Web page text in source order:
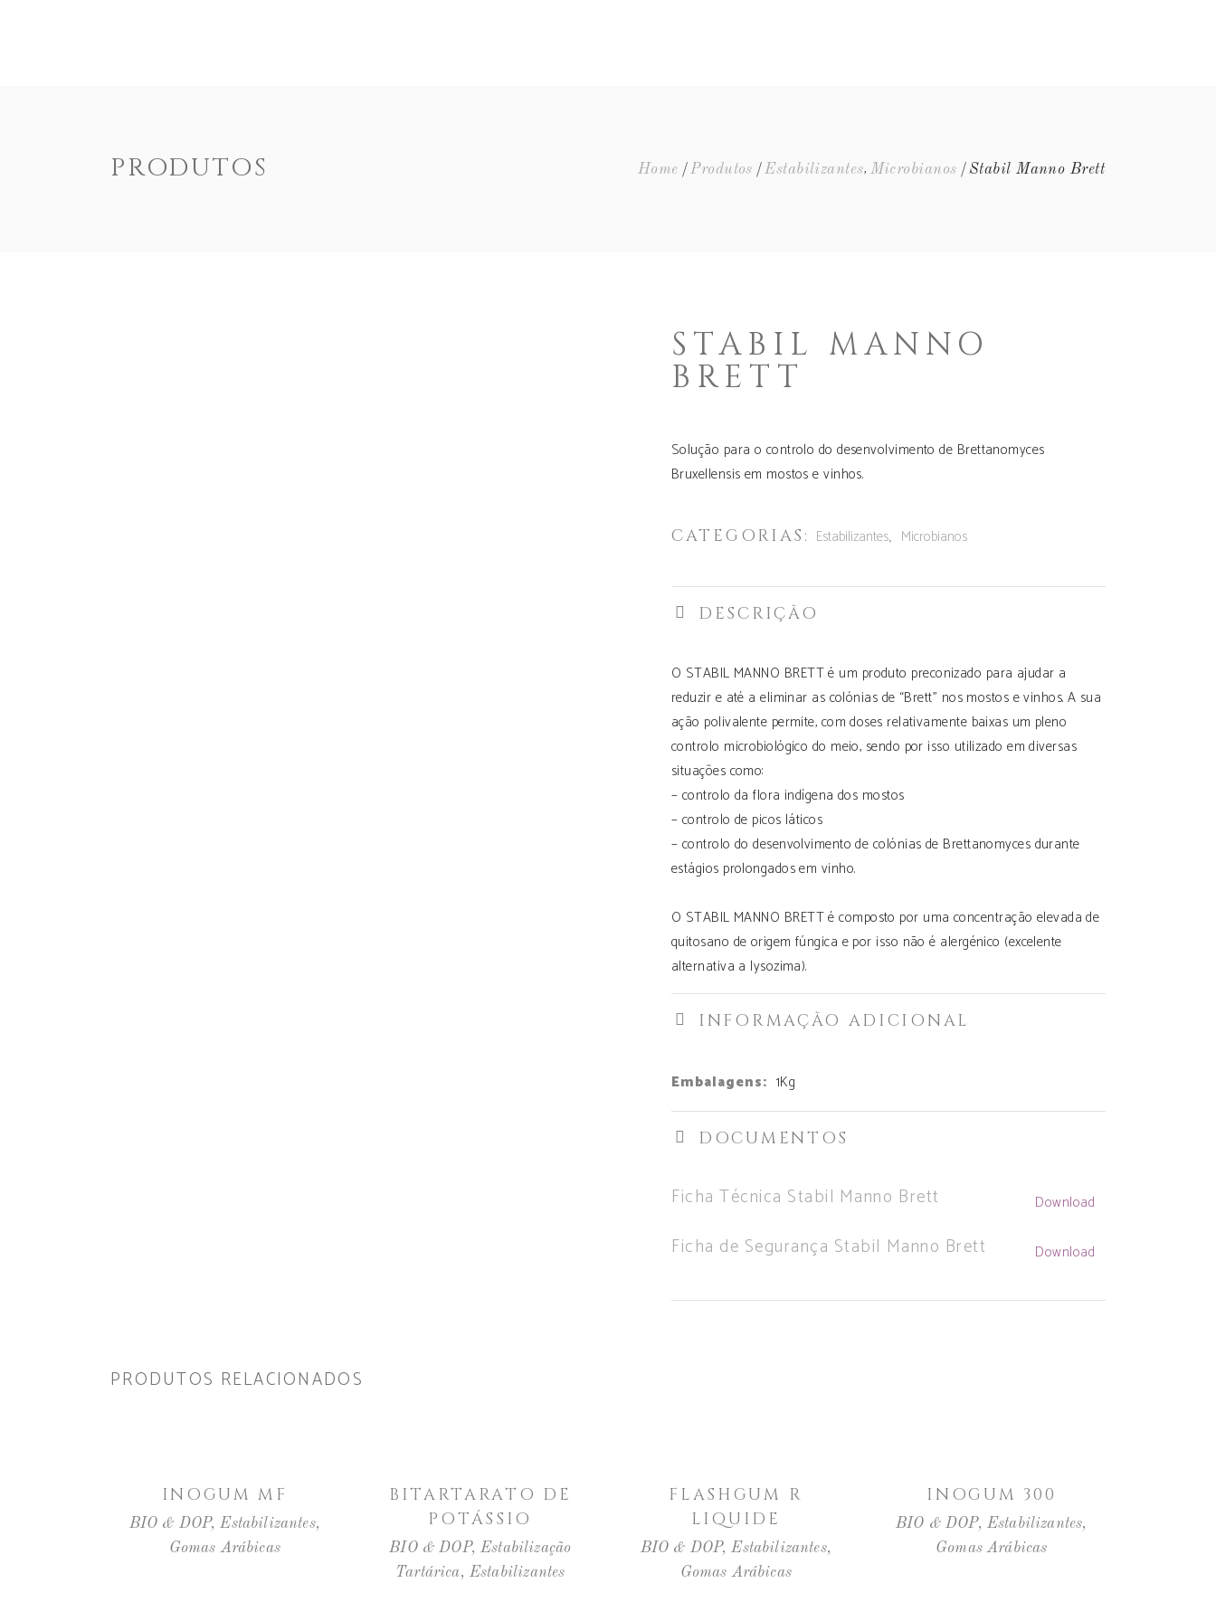
PRODUTOS Home Produtos Estabilizantes, Microbianos Stabil Manno Brett
STABIL MANNO
BRETT
Solução para o controlo do desenvolvimento de Brettanomyces
Bruxellensis em mostos e vinhos.
CATEGORIAS: Estabilizantes, Microbianos
DESCRIÇÃO
O STABIL MANNO BRETT é um produto preconizado para ajudar a
reduzir e até a eliminar as colónias de “Brett” nos mostos e vinhos. A sua
ação polivalente permite, com doses relativamente baixas um pleno
controlo microbiológico do meio, sendo por isso utilizado em diversas
situações como:
– controlo da flora indígena dos mostos
– controlo de picos láticos
– controlo do desenvolvimento de colónias de Brettanomyces durante
estágios prolongados em vinho.
O STABIL MANNO BRETT é composto por uma concentração elevada de
quitosano de origem fúngica e por isso não é alergénico (excelente
alternativa a lysozima).
INFORMAÇÃO ADICIONAL
Embalagens: 1Kg
DOCUMENTOS
Ficha Técnica Stabil Manno Brett Download
Ficha de Segurança Stabil Manno Brett Download
PRODUTOS RELACIONADOS
INOGUM MF
BIO & DOP,Estabilizantes,
Gomas Arábicas
BITARTARATO DE
POTÁSSIO
BIO & DOP,Estabilização
Tartárica, Estabilizantes
FLASHGUM R
LIQUIDE
BIO & DOP,Estabilizantes,
Gomas Arábicas
INOGUM 300
BIO & DOP, Estabilizantes,
Gomas Arábicas